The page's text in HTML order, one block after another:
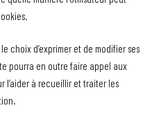
choix d’exprimer et de modifier ses
pourra en outre faire appel aux
l’aider à recueillir et traiter les